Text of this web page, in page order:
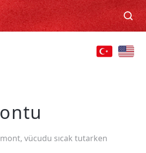
vücudu sıcak tutarken